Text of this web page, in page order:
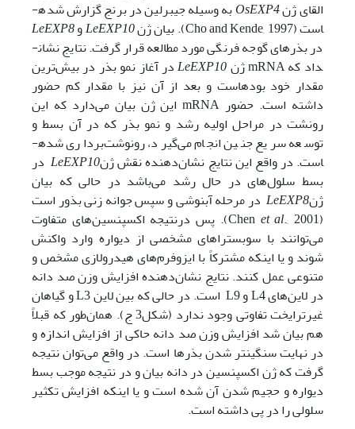
القای ژنOsEXP4به وسیله جیبرلین در برنج گزارش شده­
است (Cho and Kende, 1997). بیان ژن
LeEXP10وLeEXP8
در بذرهای گوجه فرنگی مورد مطالعه قرار گرفت. نتایج نشان­
داد که mRNA ژن
LeEXP10در آغاز نمو بذر در بیش‌ترین
مقدار خود بوده­است و بعد از آن نیز با مقدار کم حضور
داشته است. حضور mRNA این ژن بیان می‌دارد که این
رونشت در مراحل اولیه رشد و نمو بذر که در آن بسط و
توسعه سریع جنین انجام می‌گیرد، رونوشت‌برداری شده­
است. در واقع این نتایج نشان‌دهنده نقش ژنLeEXP10 در
بسط سلول‌های در حال رشد می‌باشد در حالی که بیان
ژنLeEXP8 در مرحله آبنوشی و سپس جوانه زنی بذور است
(Chen
et al
., 2001). پس درنتیجه اکسپنسین‌های متفاوت
می‌توانند با سوبستراهای مشخصی از دیواره وارد واکنش
شوند و یا اینکه مشترکاً با ایزوفرم‌های هیدرولازی مشخص و
متنوعی عمل کنند. نتایج نشان‌دهنده افزایش وزن صد دانه
در لاین‌های L4 و L9 است. در حالی که بین لاین L3 و گیاهان
غیرترایخت تفاوتی وجود ندارد (شکل3 ج). همان‌طور که قبلاً
هم بیان شد افزایش وزن صد دانه حاکی از افزایش اندازه و
در نهایت سنگین­تر شدن بذرها است. در واقع می‌توان نتیجه
گرفت که ژن اکسپنسین در دانه بیان و در نتیجه موجب بسط
دیواره و حجیم شدن آن شده­ است و یا اینکه افزایش تکثیر
سلولی را در پی داشته ­است.